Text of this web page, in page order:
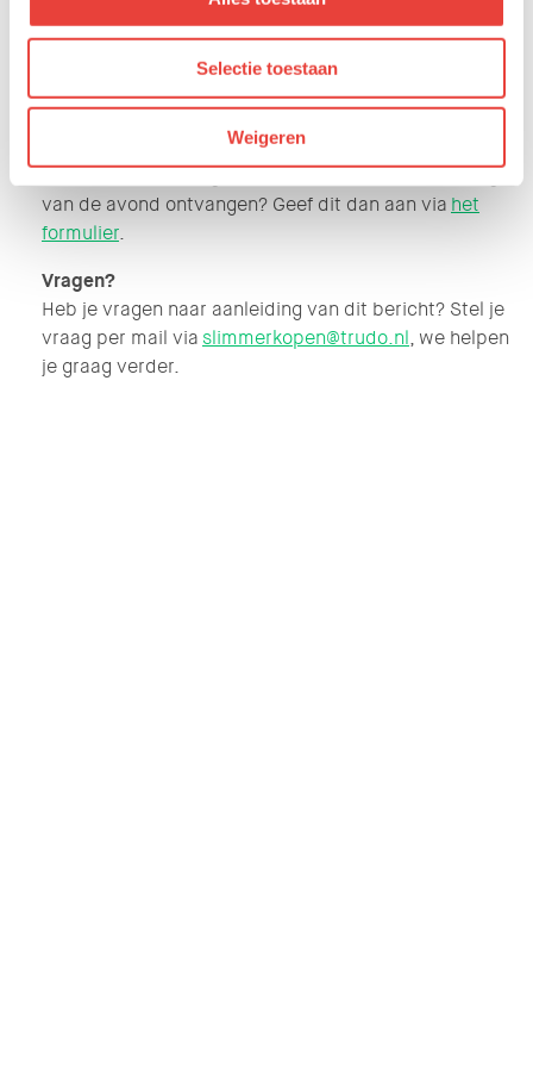
Selectie toestaan
Weigeren
aangeven in welke onderwerpen je interesse hebt en
welke vragen er bij jou spelen. Heb je je aangemeld,
dan ontvang je enkele dagen voor de bijeenkomst nog
een mail van ons met de laatste info.
Niet aanwezig, toch informatie ontvangen?
Kun je niet aanwezig zijn, maar wil je wel het verslag
van de avond ontvangen? Geef dit dan aan via het
formulier.
Vragen?
Heb je vragen naar aanleiding van dit bericht? Stel je
vraag per mail via slimmerkopen@trudo.nl, we helpen
je graag verder.